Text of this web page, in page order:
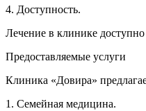
4. Доступность.
Лечение в клинике
Предоставляемые услуги
Клиника «Довира»
1. Семейная медицина.